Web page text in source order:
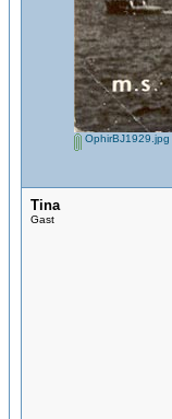
OphirBJ1929.jpg
Tina
Gast